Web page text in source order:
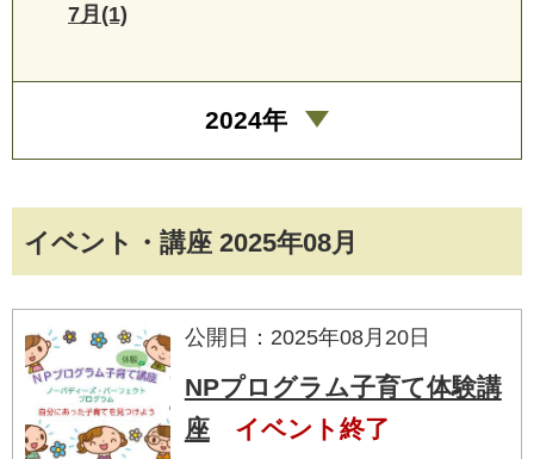
イベント・講座 2025年08月
公開日：2025年08月20日
NPプログラム子育て体験講
座
イベント終了
7月(1)
2024年